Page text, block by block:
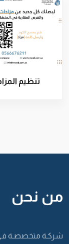
تنظيم
من نحن
شركـة متخصصـة فـي